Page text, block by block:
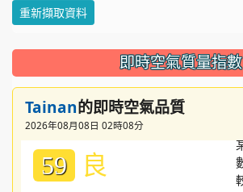
重新擷取資料
即時空氣質量指數
Tainan的即時空氣品質
2026年08月08日 02時08分
59 良